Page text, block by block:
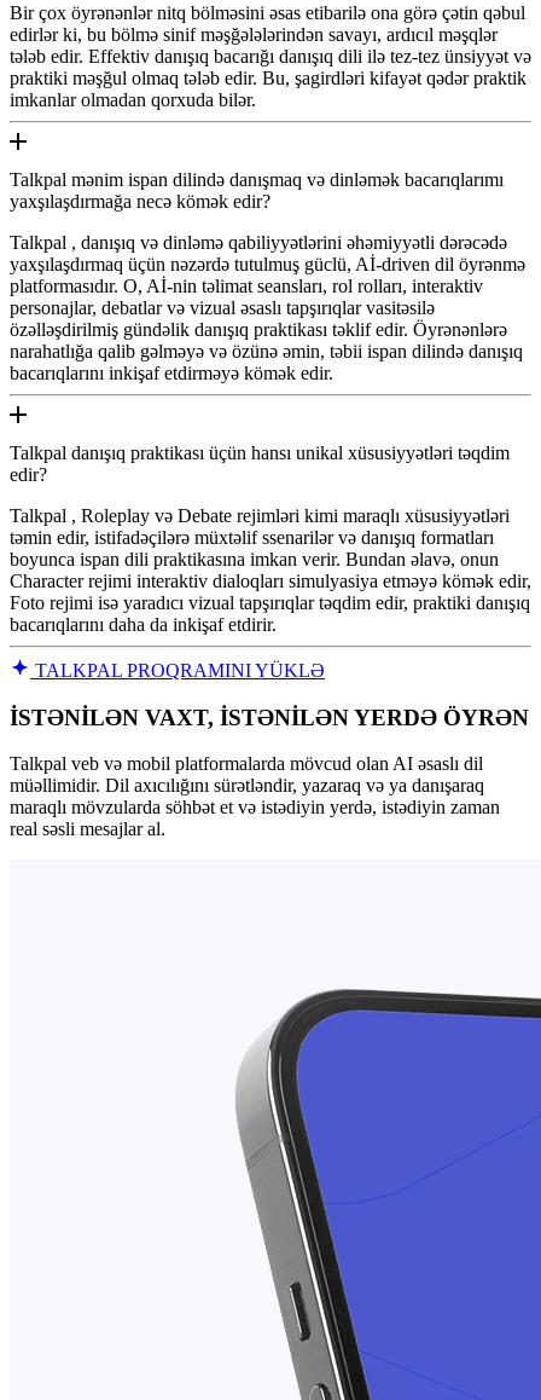
Bir çox öyrənənlər nitq bölməsini əsas etibarilə ona görə çətin qəbul
edirlər ki, bu bölmə sinif məşğələlərindən savayı, ardıcıl məşqlər
tələb edir. Effektiv danışıq bacarığı danışıq dili ilə tez-tez ünsiyyət və
praktiki məşğul olmaq tələb edir. Bu, şagirdləri kifayət qədər praktik
imkanlar olmadan qorxuda bilər.
Talkpal mənim ispan dilində danışmaq və dinləmək bacarıqlarımı
yaxşılaşdırmağa necə kömək edir?
Talkpal , danışıq və dinləmə qabiliyyətlərini əhəmiyyətli dərəcədə
yaxşılaşdırmaq üçün nəzərdə tutulmuş güclü, Aİ-driven dil öyrənmə
platformasıdır. O, Aİ-nin təlimat seansları, rol rolları, interaktiv
personajlar, debatlar və vizual əsaslı tapşırıqlar vasitəsilə
özəlləşdirilmiş gündəlik danışıq praktikası təklif edir. Öyrənənlərə
narahatlığa qalib gəlməyə və özünə əmin, təbii ispan dilində danışıq
bacarıqlarını inkişaf etdirməyə kömək edir.
Talkpal danışıq praktikası üçün hansı unikal xüsusiyyətləri təqdim
edir?
Talkpal , Roleplay və Debate rejimləri kimi maraqlı xüsusiyyətləri
təmin edir, istifadəçilərə müxtəlif ssenarilər və danışıq formatları
boyunca ispan dili praktikasına imkan verir. Bundan əlavə, onun
Character rejimi interaktiv dialoqları simulyasiya etməyə kömək edir,
Foto rejimi isə yaradıcı vizual tapşırıqlar təqdim edir, praktiki danışıq
bacarıqlarını daha da inkişaf etdirir.
TALKPAL PROQRAMINI YÜKLƏ
İSTƏNİLƏN VAXT, İSTƏNİLƏN YERDƏ ÖYRƏN
Talkpal veb və mobil platformalarda mövcud olan AI əsaslı dil
müəllimidir. Dil axıcılığını sürətləndir, yazaraq və ya danışaraq
maraqlı mövzularda söhbət et və istədiyin yerdə, istədiyin zaman
real səsli mesajlar al.